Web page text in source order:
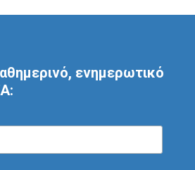
ενημερωτικό